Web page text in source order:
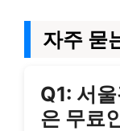
자주 묻
Q1: 서
은 무료